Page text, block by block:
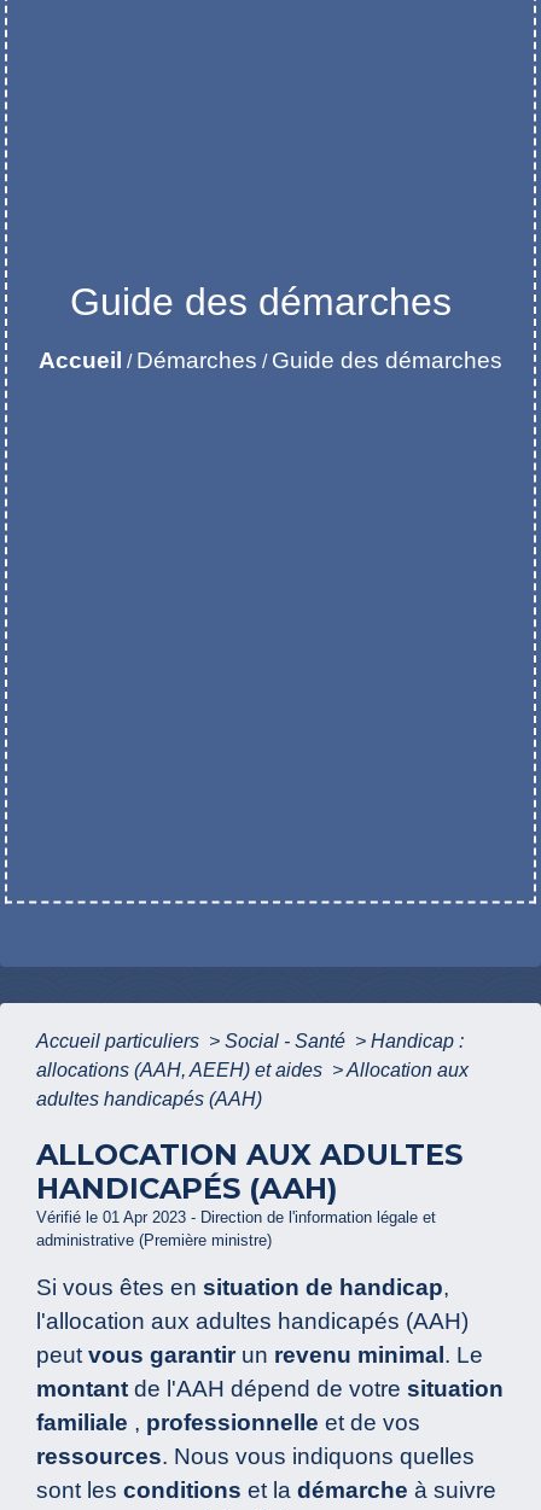
Guide des démarches
Accueil / Démarches / Guide des démarches
Accueil particuliers > Social - Santé > Handicap :
allocations (AAH, AEEH) et aides >Allocation aux
adultes handicapés (AAH)
ALLOCATION AUX ADULTES
HANDICAPÉS (AAH)
Vérifié le 01 Apr 2023 - Direction de l'information légale et
administrative (Première ministre)
Si vous êtes en situation de handicap,
l'allocation aux adultes handicapés (AAH)
peut vous garantirun revenu minimal . Le
montant de l'AAH dépend de votre situation
familiale , professionnelle et de vos
ressources. Nous vous indiquons quelles
sont les conditions et la démarche à suivre